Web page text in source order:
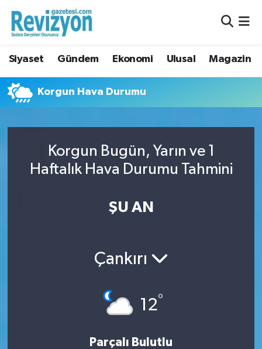
Siyaset Gündem Ekonomi Ulusal Magazin
Korgun Hava Durumu
Korgun Bugün, Yarın ve 1
Haftalık Hava Durumu Tahmini
ŞU AN
Çankırı
12°
Parçalı Bulutlu
Süper Lig Puan Durumu ve Fikstür